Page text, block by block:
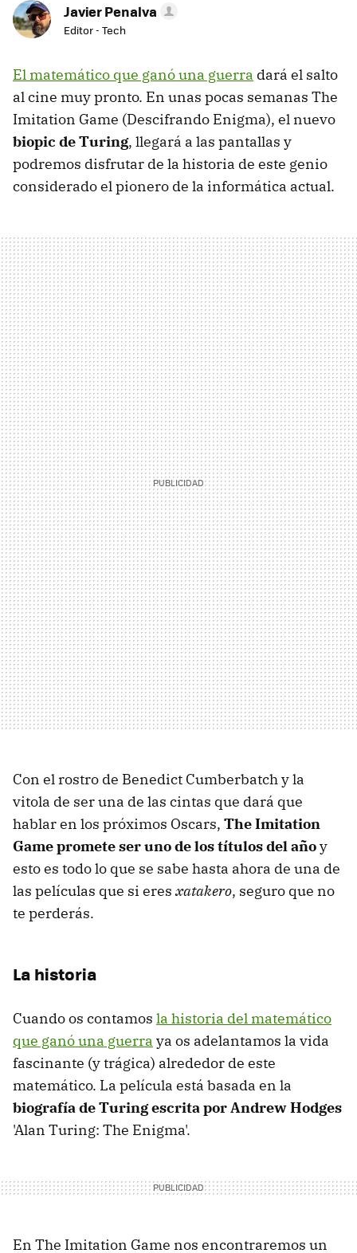
Javier Penalva
Editor - Tech
El matemático que ganó una guerra dará el salto
al cine muy pronto. En unas pocas semanas The
Imitation Game (Descifrando Enigma), el nuevo
biopic de Turing, llegará a las pantallas y
podremos disfrutar de la historia de este genio
considerado el pionero de la informática actual.
Con el rostro de Benedict Cumberbatch y la
vitola de ser una de las cintas que dará que
hablar en los próximos Oscars, The Imitation
Game promete ser uno de los títulos del añoy
esto es todo lo que se sabe hasta ahora de una de
las películas que si eres xatakero, seguro que no
te perderás.
La historia
Cuando os contamos la historia del matemático
que ganó una guerra ya os adelantamos la vida
fascinante (y trágica) alrededor de este
matemático. La película está basada en la
biografía de Turing escrita por Andrew Hodges
'Alan Turing: The Enigma'.
En The Imitation Game nos encontraremos un